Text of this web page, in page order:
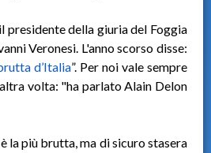
presidente della giuria del Foggia
Veronesi. L'anno scorso disse:
d’Italia”. Per noi vale sempre
volta: "ha parlato Alain Delon
la più brutta, ma di sicuro stasera